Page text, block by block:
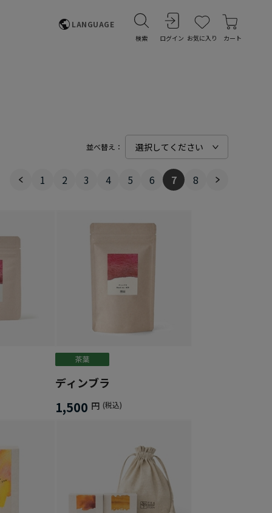
LANGUAGE
検索 ログイン お気に入り カート
並べ替え：
1 2 3 4 5 6 7 8
ディンブラ
1,500 円 (税込)